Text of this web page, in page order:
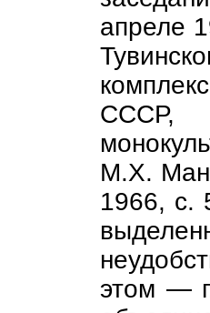
апреле
СССР,
М.X.
1966, с.
этом —